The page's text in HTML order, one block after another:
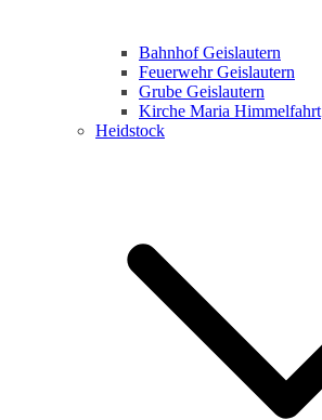
Bahnhof Geislautern
Feuerwehr Geislautern
Grube Geislautern
Kirche Maria Himmelfahrt
Heidstock